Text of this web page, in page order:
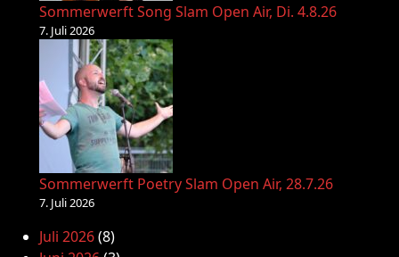
Sommerwerft Song Slam Open Air, Di. 4.8.26
7. Juli 2026
Sommerwerft Poetry Slam Open Air, 28.7.26
7. Juli 2026
Juli 2026(8)